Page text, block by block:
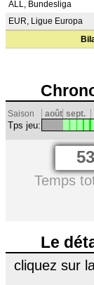
ALL, Bundesliga
EUR, Ligue Europa
Saison août sept.
Tps jeu:
Temps
Le
cliquez sur